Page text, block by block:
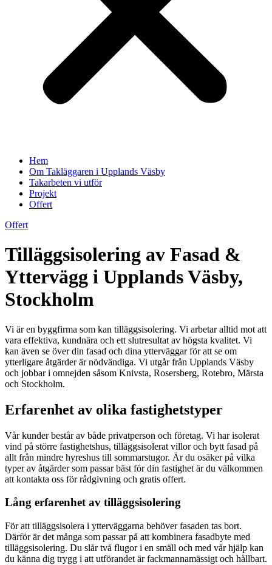
Hem
Om Takläggaren i Upplands Väsby
Takarbeten vi utför
Projekt
Offert
Offert
Tilläggsisolering av Fasad &
Yttervägg i Upplands Väsby,
Stockholm
Vi är en byggfirma som kan tilläggsisolering. Vi arbetar alltid mot att
vara effektiva, kundnära och ett slutresultat av högsta kvalitet. Vi
kan även se över din fasad och dina ytterväggar för att se om
ytterligare åtgärder är nödvändiga. Vi utgår från Upplands Väsby
och jobbar i omnejden såsom Knivsta, Rosersberg, Rotebro, Märsta
och Stockholm.
Erfarenhet av olika fastighetstyper
Vår kunder består av både privatperson och företag. Vi har isolerat
vind på större fastighetshus, tilläggsisolerat villor och bytt fasad på
allt från mindre hyreshus till sommarstugor. Är du osäker på vilka
typer av åtgärder som passar bäst för din fastighet är du välkommen
att kontakta oss för rådgivning och gratis offert.
Lång erfarenhet av tilläggsisolering
För att tilläggsisolera i ytterväggarna behöver fasaden tas bort.
Därför är det många som passar på att kombinera fasadbyte med
tilläggsisolering. Du slår två flugor i en smäll och med vår hjälp kan
du känna dig trygg i att utförandet är fackmannamässigt och hållbart.